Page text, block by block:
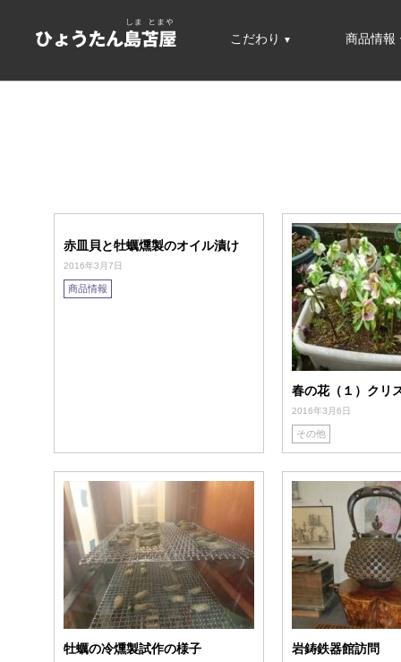
こだわり 商品情報
赤皿貝と牡蠣燻製のオイル漬け
2016年3月7日
商品情報
春の花（１）クリ
2016年3月6日
その他
牡蠣の冷燻製試作の様子 岩鋳鉄器館訪問